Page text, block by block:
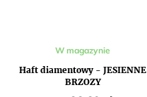
Haft diamentowy - JESIENNE
BRZOZY
W magazynie